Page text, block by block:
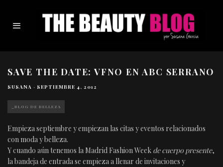
SAVE THE DATE: VFNO EN ABC SERRANO
SUSANA · SEPTIEMBRE 4, 2012
_BLOG DE BELLEZA
Empieza septiembre y empiezan las citas y eventos relacionados
con moda y belleza.
Y cuando aún tenemos la Madrid Fashion Week de cuerpo presente,
la bandeja de entrada se empieza a llenar de invitaciones y